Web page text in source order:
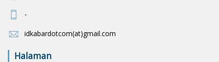
-
idkabardotcom(at)gmail.com
Halaman